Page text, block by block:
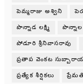
పెమ్మరాజు అశ్విని
పొన్నాడ లక్ష్మి పొన్నాల
పోడూరి శ్రీనివాసరావు
ప్రతాప వెంకట
ప్రత్యేక శీర్షికలు